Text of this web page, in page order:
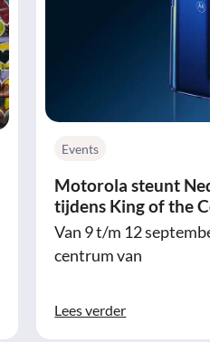
Events
Motorola steunt
tijdens King of the
Van 9 t/m 12
centrum van
Lees verder